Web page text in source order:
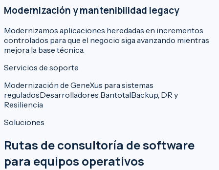
Modernización y mantenibilidad legacy
Modernizamos aplicaciones heredadas en incrementos
controlados para que el negocio siga avanzando mientras
mejora la base técnica.
Servicios de soporte
Modernización de GeneXus para sistemas
reguladosDesarrolladores BantotalBackup, DR y
Resiliencia
Soluciones
Rutas de consultoría de software
para equipos operativos